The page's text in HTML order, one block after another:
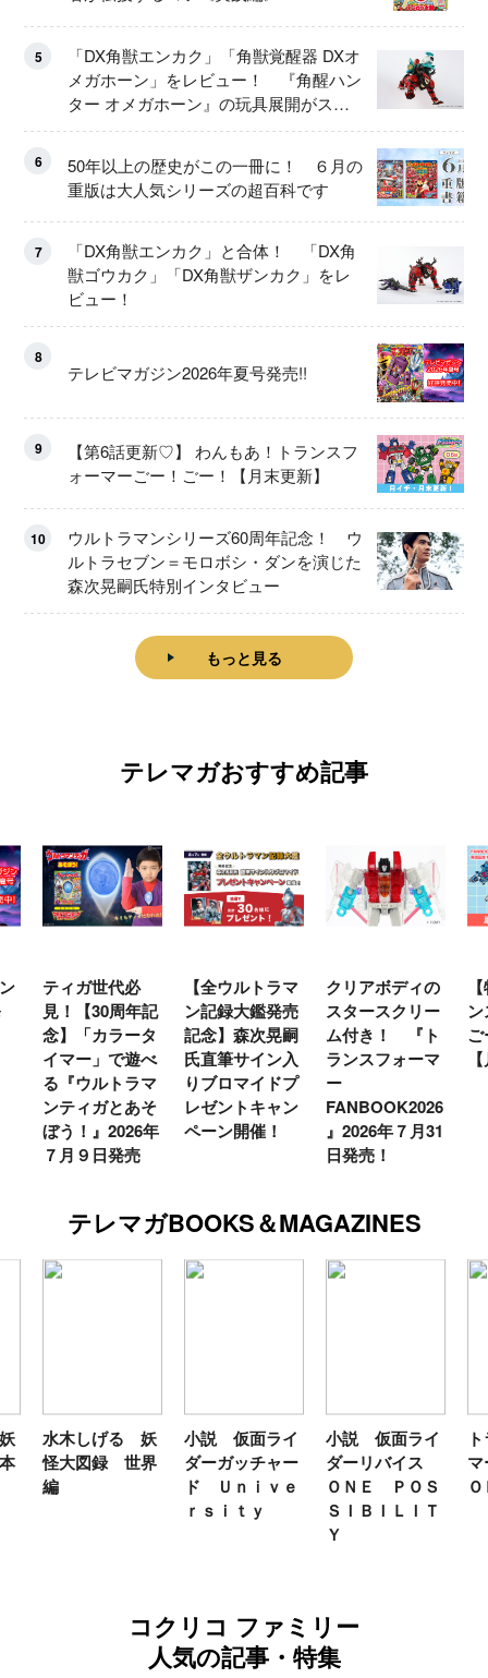
5
「DX角獣エンカク」「角獣覚醒器 DXオ
メガホーン」をレビュー！ 『角醒ハン
ター オメガホーン』の玩具展開がスタ
ート！
6
50年以上の歴史がこの一冊に！ ６月の
重版は大人気シリーズの超百科です
7
「DX角獣エンカク」と合体！ 「DX角
獣ゴウカク」「DX角獣ザンカク」をレ
ビュー！
8
テレビマガジン2026年夏号発売!!
9
【第6話更新♡】 わんもあ！トランスフ
ォーマーごー！ごー！【月末更新】
10
ウルトラマンシリーズ60周年記念！ ウ
ルトラセブン＝モロボシ・ダンを演じた
森次晃嗣氏特別インタビュー
もっと見る
テレマガおすすめ記事
ティガ世代必
見！【30周年記
念】「カラータ
イマー」で遊べ
る『ウルトラマ
ンティガとあそ
ぼう！』2026年
７月９日発売
【全ウルトラマ
ン記録大鑑発売
記念】森次晃嗣
氏直筆サイン入
りブロマイドプ
レゼントキャン
ペーン開催！
クリアボディの
スタースクリー
ム付き！ 『ト
ランスフォーマ
ー
FANBOOK2026
』2026年７月31
日発売！
テレマガBOOKS＆MAGAZINES
水木しげる 妖
怪大図録 世界
編
小説 仮面ライ
ダーガッチャー
ド Ｕｎｉｖｅ
ｒｓｉｔｙ
小説 仮面ライ
ダーリバイス
ＯＮＥ ＰＯＳ
ＳＩＢＩＬＩＴ
Ｙ
コクリコ ファミリー
人気の記事・特集